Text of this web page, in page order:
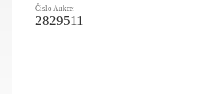
Číslo Aukce:
2829511